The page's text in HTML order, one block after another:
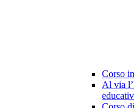
Corso
Al via